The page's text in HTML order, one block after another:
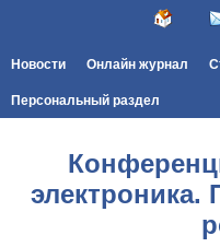
Новости Онлайн журнал
Персональный раздел
электроника.